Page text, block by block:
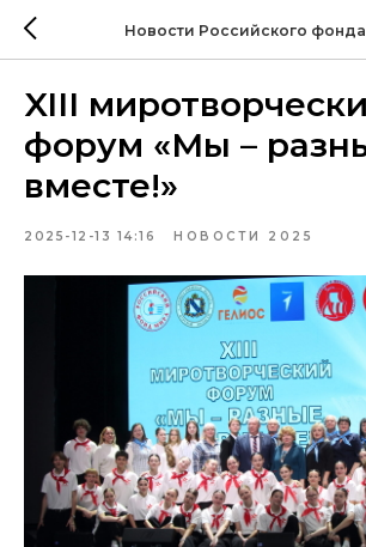
Новости Российского
XIII
форум «Мы –
вместе!»
2025-12-13 14:16 НОВОСТИ 2025